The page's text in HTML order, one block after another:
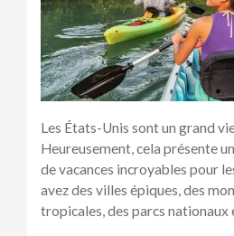
visiter
Les États-Unis sont un grand
Heureusement, cela présente
de vacances incroyables pour
avez des villes épiques, des
tropicales, des parcs nationaux